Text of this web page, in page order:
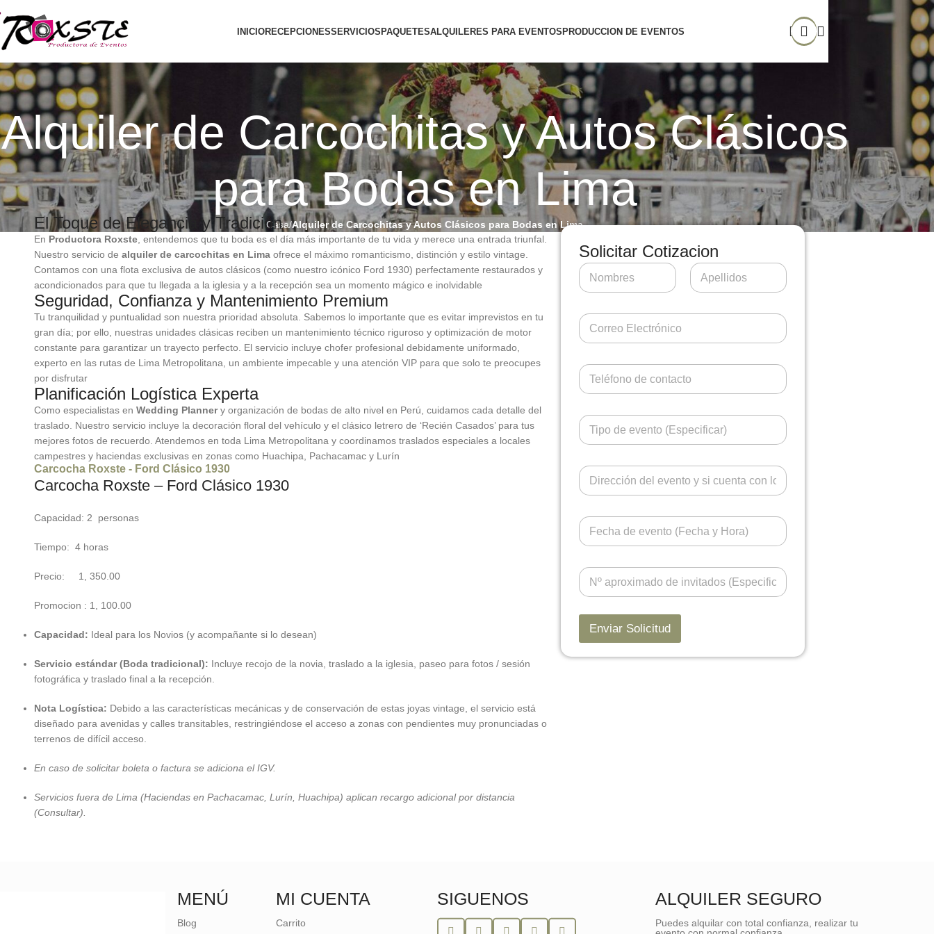
INICIORECEPCIONESSERVICIOSPAQUETESALQUILERES PARA EVENTOSPRODUCCION DE EVENTOS
Alquiler de Carcochitas y Autos Clásicos
para Bodas en Lima
Casa Alquiler de Carcochitas y Autos Clásicos para Bodas en Lima
El Toque de Elegancia y Tradición
En Productora Roxste, entendemos que tu boda es el día más importante de tu vida y merece una entrada triunfal.
Nuestro servicio de alquiler de carcochitas en Limaofrece el máximo romanticismo, distinción y estilo vintage.
Contamos con una flota exclusiva de autos clásicos (como nuestro icónico Ford 1930) perfectamente restaurados y
acondicionados para que tu llegada a la iglesia y a la recepción sea un momento mágico e inolvidable
Seguridad, Confianza y Mantenimiento Premium
Tu tranquilidad y puntualidad son nuestra prioridad absoluta. Sabemos lo importante que es evitar imprevistos en tu
gran día; por ello, nuestras unidades clásicas reciben un mantenimiento técnico riguroso y optimización de motor
constante para garantizar un trayecto perfecto. El servicio incluye chofer profesional debidamente uniformado,
experto en las rutas de Lima Metropolitana, un ambiente impecable y una atención VIP para que solo te preocupes
por disfrutar
Planificación Logística Experta
Como especialistas en Wedding Plannery organización de bodas de alto nivel en Perú, cuidamos cada detalle del
traslado. Nuestro servicio incluye la decoración floral del vehículo y el clásico letrero de ‘Recién Casados’ para tus
mejores fotos de recuerdo. Atendemos en toda Lima Metropolitana y coordinamos traslados especiales a locales
campestres y haciendas exclusivas en zonas como Huachipa, Pachacamac y Lurín
Carcocha Roxste - Ford Clásico 1930
Carcocha Roxste – Ford Clásico 1930
Capacidad: 2 personas
Tiempo: 4 horas
Precio: 1, 350.00
Promocion : 1, 100.00
Capacidad: Ideal para los Novios (y acompañante si lo desean)
Servicio estándar (Boda tradicional): Incluye recojo de la novia, traslado a la iglesia, paseo para fotos / sesión
fotográfica y traslado final a la recepción.
Nota Logística: Debido a las características mecánicas y de conservación de estas joyas vintage, el servicio está
diseñado para avenidas y calles transitables, restringiéndose el acceso a zonas con pendientes muy pronunciadas o
terrenos de difícil acceso.
En caso de solicitar boleta o factura se adiciona el IGV.
Servicios fuera de Lima (Haciendas en Pachacamac, Lurín, Huachipa) aplican recargo adicional por distancia
(Consultar).
Solicitar Cotizacion
Enviar Solicitud
MENÚ
Blog
MI CUENTA
Carrito
SIGUENOS ALQUILER SEGURO
Puedes alquilar con total confianza, realizar tu